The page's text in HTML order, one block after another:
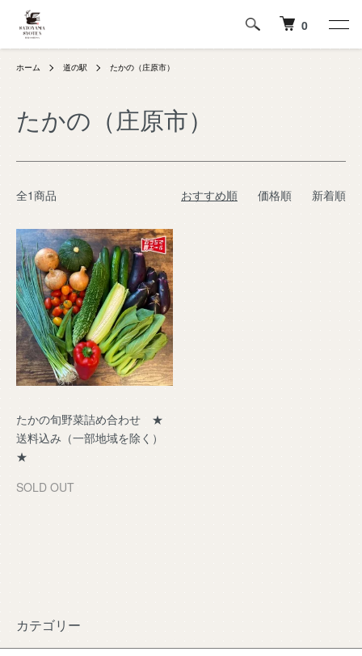
0
ホーム 道の駅 たかの（庄原市）
たかの（庄原市）
全1商品 おすすめ順 価格順 新着順
たかの旬野菜詰め合わせ ★
送料込み（一部地域を除く）
★
SOLD OUT
カテゴリー